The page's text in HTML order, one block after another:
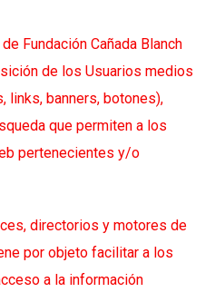
Fundación Cañada Blanch
de los Usuarios medios
links, banners, botones),
que permiten a los
pertenecientes y/o
directorios y motores de
por objeto facilitar a los
a la información